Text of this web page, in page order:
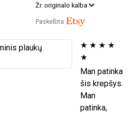
Žr. originalo kalba
Paskelbta
★ ★ ★ ★
★
Man patinka
šis krepšys.
Man
patinka,